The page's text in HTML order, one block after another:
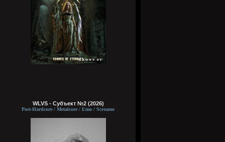
WLVS - Субъект №2 (2026)
Post-Hardcore / Metalcore / Emo / Screamo